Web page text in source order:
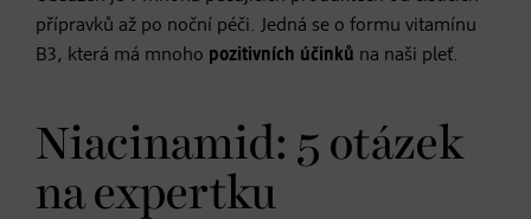
přípravků až po noční péči. Jedná se o formu vitamínu
B3, která má mnoho pozitivních účinků na naši pleť.
Niacinamid: 5 otázek
na expertku